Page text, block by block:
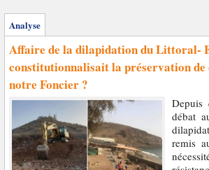
Analyse
Affaire de la dilapidation du Littoral-
constitutionnalisait la préservation de
notre Foncier ?
Depuis
débat
remis